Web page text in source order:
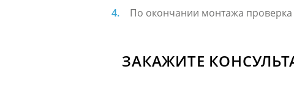
По окончании монтажа проверка
ЗАКАЖИТЕ